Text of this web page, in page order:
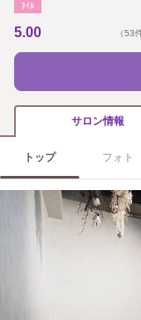
ﾈｲﾙ
5.00 （53
サロン情報
トップ フォト